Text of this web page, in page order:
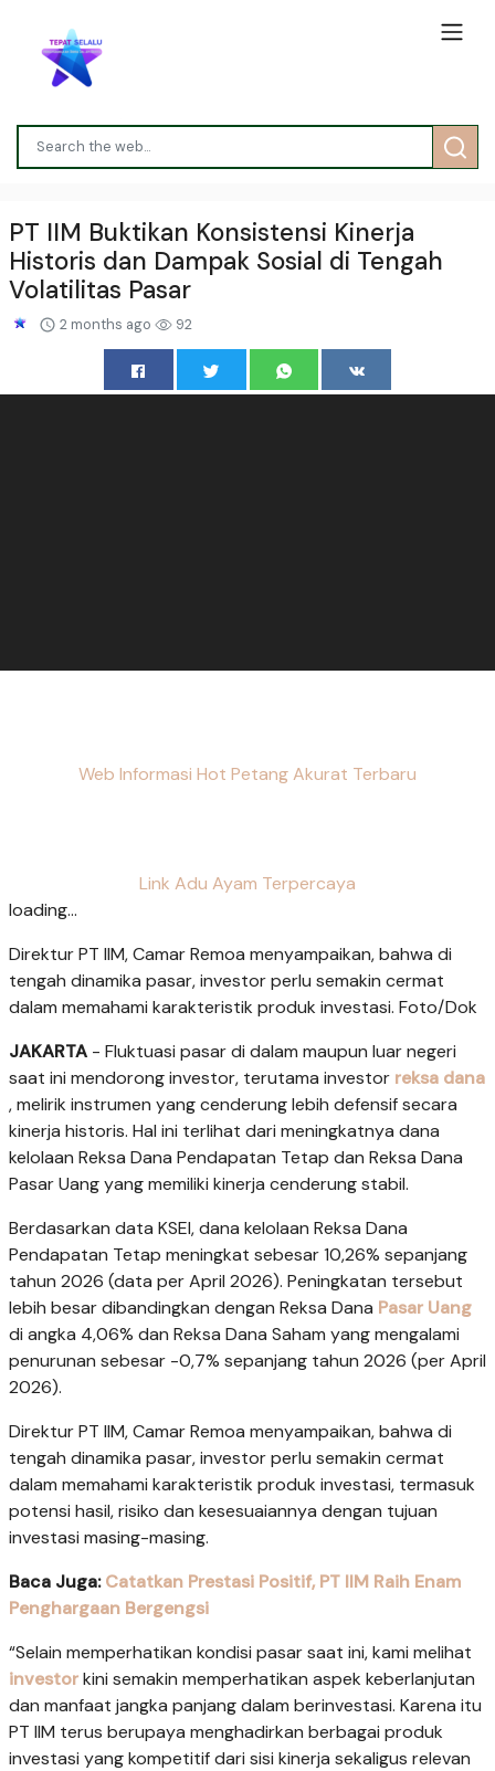
PT IIM Buktikan Konsistensi Kinerja
Historis dan Dampak Sosial di Tengah
Volatilitas Pasar
2 months ago 92
Web Informasi Hot Petang Akurat Terbaru
Link Adu Ayam Terpercaya
loading...
Direktur PT IIM, Camar Remoa menyampaikan, bahwa di
tengah dinamika pasar, investor perlu semakin cermat
dalam memahami karakteristik produk investasi. Foto/Dok
JAKARTA - Fluktuasi pasar di dalam maupun luar negeri
saat ini mendorong investor, terutama investor reksa dana
, melirik instrumen yang cenderung lebih defensif secara
kinerja historis. Hal ini terlihat dari meningkatnya dana
kelolaan Reksa Dana Pendapatan Tetap dan Reksa Dana
Pasar Uang yang memiliki kinerja cenderung stabil.
Berdasarkan data KSEI, dana kelolaan Reksa Dana
Pendapatan Tetap meningkat sebesar 10,26% sepanjang
tahun 2026 (data per April 2026). Peningkatan tersebut
lebih besar dibandingkan dengan Reksa Dana Pasar Uang
di angka 4,06% dan Reksa Dana Saham yang mengalami
penurunan sebesar -0,7% sepanjang tahun 2026 (per April
2026).
Direktur PT IIM, Camar Remoa menyampaikan, bahwa di
tengah dinamika pasar, investor perlu semakin cermat
dalam memahami karakteristik produk investasi, termasuk
potensi hasil, risiko dan kesesuaiannya dengan tujuan
investasi masing-masing.
Baca Juga:Catatkan Prestasi Positif, PT IIM Raih Enam
Penghargaan Bergengsi
“Selain memperhatikan kondisi pasar saat ini, kami melihat
investorkini semakin memperhatikan aspek keberlanjutan
dan manfaat jangka panjang dalam berinvestasi. Karena itu
PT IIM terus berupaya menghadirkan berbagai produk
investasi yang kompetitif dari sisi kinerja sekaligus relevan